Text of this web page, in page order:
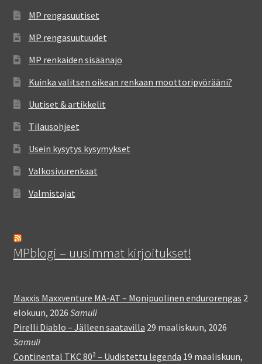
MP rengasuutiset
MP rengasuutuudet
MP renkaiden sisäänajo
Kuinka valitsen oikean renkaan moottoripyörääni?
Uutiset & artikkelit
Tilausohjeet
Usein kysytys kysymykset
Valkosivurenkaat
Valmistajat
MPblogi – uusimmat kirjoitukset!
Maxxis Maxxventure MA-AT – Monipuolinen endurorengas 2
elokuun, 2026 Samuli
Pirelli Diablo – Jälleen saatavilla 29 maaliskuun, 2026
Samuli
Continental TKC 80² – Uudistettu legenda 19 maaliskuun,